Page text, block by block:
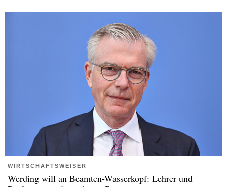
WIRTSCHAFTSWEISER
Werding will an Beamten-Wasserkopf: Lehrer und